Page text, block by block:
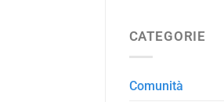
CATEGORIE
Comunità